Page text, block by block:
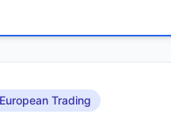
Trading